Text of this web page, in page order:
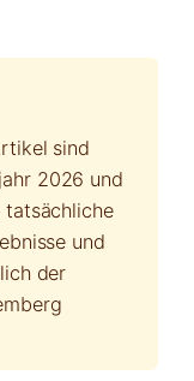
sind
2026 und
tatsächliche
und
der